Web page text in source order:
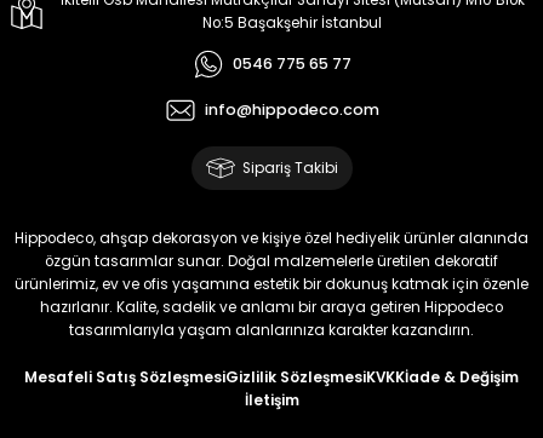
No:5 Başakşehir İstanbul
0546 775 65 77
info@hippodeco.com
Sipariş Takibi
Hippodeco, ahşap dekorasyon ve kişiye özel hediyelik ürünler alanında
özgün tasarımlar sunar. Doğal malzemelerle üretilen dekoratif
ürünlerimiz, ev ve ofis yaşamına estetik bir dokunuş katmak için özenle
hazırlanır. Kalite, sadelik ve anlamı bir araya getiren Hippodeco
tasarımlarıyla yaşam alanlarınıza karakter kazandırın.
Mesafeli Satış SözleşmesiGizlilik SözleşmesiKVKKİade & Değişim
İletişim